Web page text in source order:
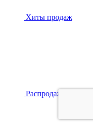
Хиты продаж
Распродажа